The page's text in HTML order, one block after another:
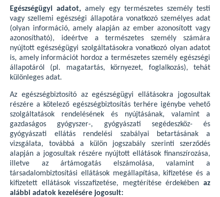
Egészségügyi adatot, amely egy természetes személy testi
vagy szellemi egészségi állapotára vonatkozó személyes adat
(olyan információ, amely alapján az ember azonosított vagy
azonosítható), ideértve a természetes személy számára
nyújtott egészségügyi szolgáltatásokra vonatkozó olyan adatot
is, amely információt hordoz a természetes személy egészségi
állapotáról (pl. magatartás, környezet, foglalkozás), tehát
különleges adat.
Az egészségbiztosító az egészségügyi ellátásokra jogosultak
részére a kötelező egészségbiztosítás terhére igénybe vehető
szolgáltatások rendelésének és nyújtásának, valamint a
gazdaságos gyógyszer-, gyógyászati segédeszköz- és
gyógyászati ellátás rendelési szabályai betartásának a
vizsgálata, továbbá a külön jogszabály szerinti szerződés
alapján a jogosultak részére nyújtott ellátások finanszírozása,
illetve az ártámogatás elszámolása, valamint a
társadalombiztosítási ellátások megállapítása, kifizetése és a
kifizetett ellátások visszafizetése, megtérítése érdekében az
alábbi adatok kezelésére jogosult: